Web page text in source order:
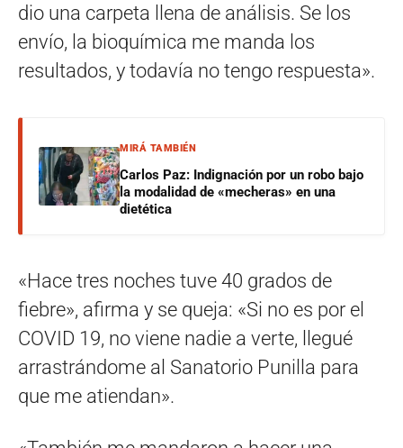
dio una carpeta llena de análisis. Se los
envío, la bioquímica me manda los
resultados, y todavía no tengo respuesta».
MIRÁ TAMBIÉN
Carlos Paz: Indignación por un robo bajo
la modalidad de «mecheras» en una
dietética
«Hace tres noches tuve 40 grados de
fiebre», afirma y se queja: «Si no es por el
COVID 19, no viene nadie a verte, llegué
arrastrándome al Sanatorio Punilla para
que me atiendan».